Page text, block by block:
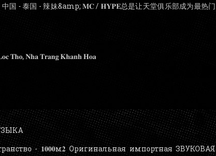
中国 - 泰国 - 辣妹&amp; 𝐌𝐂 / 𝐇𝐘𝐏𝐄总是让天堂俱乐部成为最热门
𝐓𝐡𝐨, 𝐍𝐡𝐚 𝐓𝐫𝐚𝐧𝐠 𝐊𝐡𝐚𝐧𝐡 𝐇𝐨𝐚
- 𝟏𝟎𝟎𝟎м𝟐 Оригинальная импортная ЗВУКОВАЯ